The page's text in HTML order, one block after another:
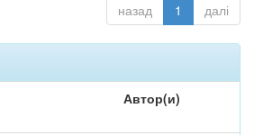
назад 1 далі
Автор(и)